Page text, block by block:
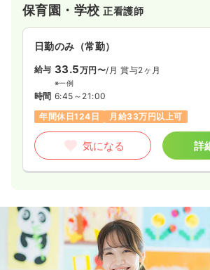
保育園・学校正看護師
日勤のみ（常勤）
給与 33.5万円〜/月 賞与2ヶ月
※一例
時間 6:45～21:00
年間休日124日
月給33万円以上可
気になる 詳